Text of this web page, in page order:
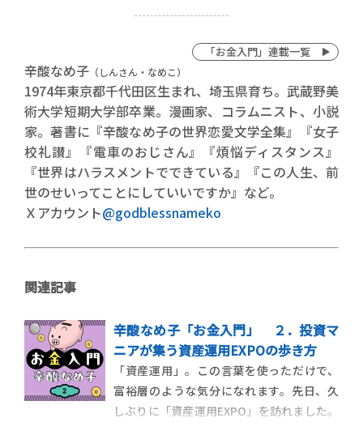
「お金入門」連載一覧
辛酸なめ子 （しんさん・なめこ）
1974年東京都千代田区生まれ、埼玉県育ち。武蔵野美
術大学短期大学部卒業。漫画家、コラムニスト、小説
家。著書に『辛酸なめ子の世界恋愛文学全集』『女子
校礼讃』『電車のおじさん』『煩悩ディスタンス』
『世界はハラスメントでできている』『この人生、前
世のせいってことにしていいですか』など。
Ｘアカウント@godblessnameko
関連記事
辛酸なめ子「お金入門」 ２．投資マ
ニアが集う資産運用EXPOの歩き方
「資産運用」。この言葉を使っただけで、
富裕層のような気分になれます。先日、久
しぶりに「資産運用EXPO」を訪れました。